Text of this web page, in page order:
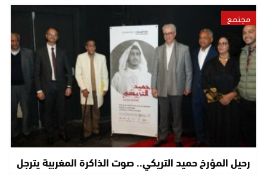
مجتمع
رحيل المؤرخ حميد التريكي.. صوت الذاكرة المغربية يترجل